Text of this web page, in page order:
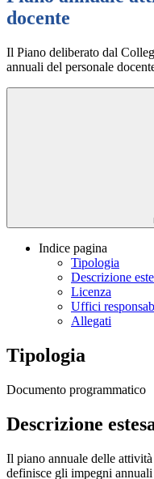
docente
Il Piano deliberato dal
annuali del personale
Indice pagina
Tipologia
Descrizione
Licenza
Uffici
Allegati
Tipologia
Documento programmatico
Descrizione
Il piano annuale delle
definisce gli impegni